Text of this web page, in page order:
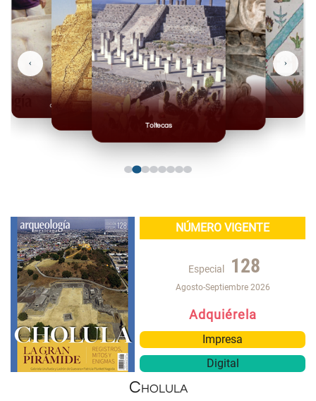
Toltecas
Olmecas
‹ ›
NÚMERO VIGENTE
Especial 128
Agosto-Septiembre 2026
Adquiérela
Impresa
Digital
Cholula